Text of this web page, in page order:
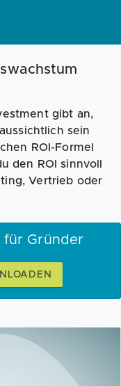
gibt an,
sein
ROI-Formel
den ROI sinnvoll
Vertrieb oder
Gründer